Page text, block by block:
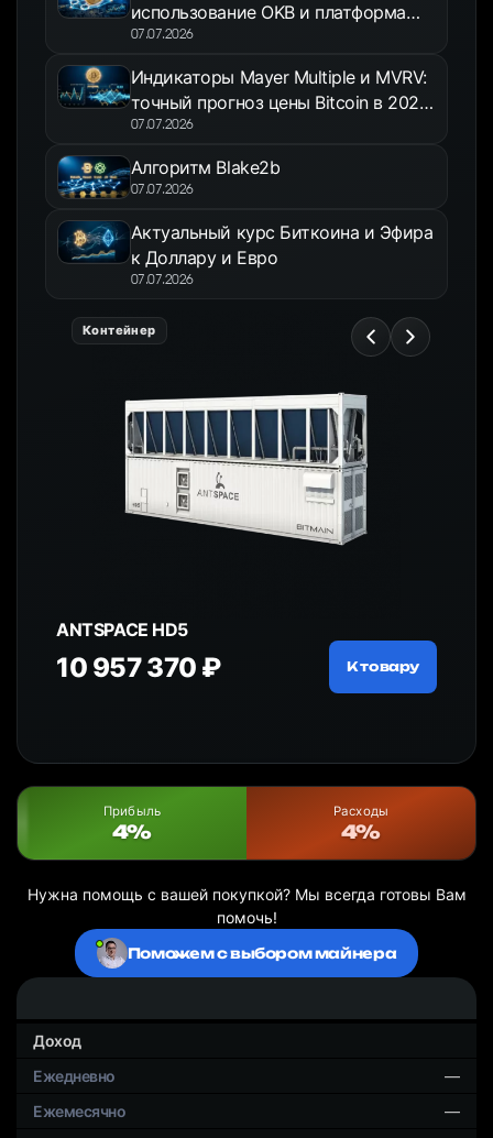
использование OKB и платформа
OKX Jumpstart в 2026 году
07.07.2026
Индикаторы Mayer Multiple и MVRV:
точный прогноз цены Bitcoin в 2026
году
07.07.2026
Алгоритм Blake2b
07.07.2026
Актуальный курс Биткоина и Эфира
к Доллару и Евро
07.07.2026
Контейнер
ANTSPACE HD5
10 957 370 ₽ К товару
Прибыль
4%
Расходы
4%
Нужна помощь с вашей покупкой? Мы всегда готовы Вам
помочь!
Поможем с выбором майнера
Доход
—
—